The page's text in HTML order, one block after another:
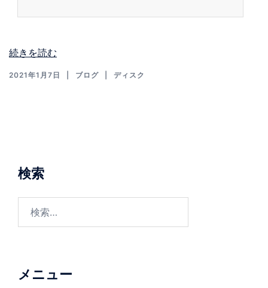
続きを読む
2021年1月7日 ブログ ディスク
検索
メニュー